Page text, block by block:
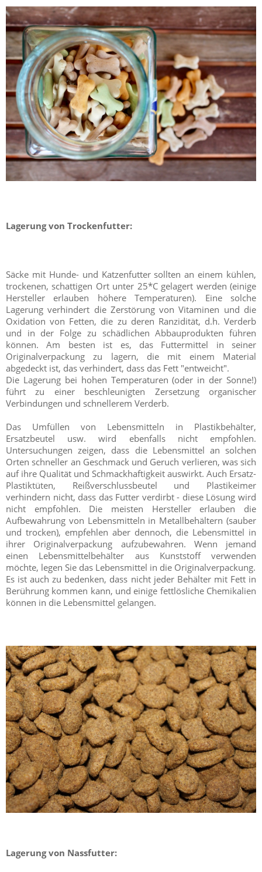
Lagerung von Trockenfutter:
Säcke mit Hunde- und Katzenfutter sollten an einem kühlen,
trockenen, schattigen Ort unter 25*C gelagert werden (einige
Hersteller erlauben höhere Temperaturen). Eine solche
Lagerung verhindert die Zerstörung von Vitaminen und die
Oxidation von Fetten, die zu deren Ranzidität, d.h. Verderb
und in der Folge zu schädlichen Abbauprodukten führen
können. Am besten ist es, das Futtermittel in seiner
Originalverpackung zu lagern, die mit einem Material
abgedeckt ist, das verhindert, dass das Fett "entweicht".
Die Lagerung bei hohen Temperaturen (oder in der Sonne!)
führt zu einer beschleunigten Zersetzung organischer
Verbindungen und schnellerem Verderb.
Das Umfüllen von Lebensmitteln in Plastikbehälter,
Ersatzbeutel usw. wird ebenfalls nicht empfohlen.
Untersuchungen zeigen, dass die Lebensmittel an solchen
Orten schneller an Geschmack und Geruch verlieren, was sich
auf ihre Qualität und Schmackhaftigkeit auswirkt. Auch Ersatz-
Plastiktüten, Reißverschlussbeutel und Plastikeimer
verhindern nicht, dass das Futter verdirbt - diese Lösung wird
nicht empfohlen. Die meisten Hersteller erlauben die
Aufbewahrung von Lebensmitteln in Metallbehältern (sauber
und trocken), empfehlen aber dennoch, die Lebensmittel in
ihrer Originalverpackung aufzubewahren. Wenn jemand
einen Lebensmittelbehälter aus Kunststoff verwenden
möchte, legen Sie das Lebensmittel in die Originalverpackung.
Es ist auch zu bedenken, dass nicht jeder Behälter mit Fett in
Berührung kommen kann, und einige fettlösliche Chemikalien
können in die Lebensmittel gelangen.
Lagerung von Nassfutter: